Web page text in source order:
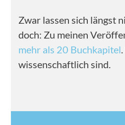
Zwar lassen sich längst
doch: Zu meinen
mehr als 20 Buchkapitel
wissenschaftlich sind.